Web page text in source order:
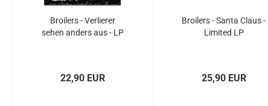
Broilers - Verlierer
sehen anders aus - LP
22,90 EUR
Broilers - Santa Claus -
Limited LP
25,90 EUR